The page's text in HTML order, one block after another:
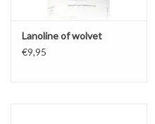
Lanoline of wolvet
€9,95